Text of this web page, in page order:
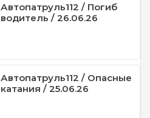
Автопатруль112 / Погиб
водитель / 26.06.26
Автопатруль112 / Опасные
катания / 25.06.26